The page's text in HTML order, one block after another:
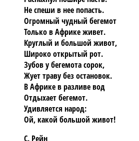
Не спеши в нее попасть.
Огромный чудный бегемот
Только в Африке живет.
Круглый и большой живот,
Широко открытый рот.
Зубов у бегемота сорок,
Жует траву без остановок.
В Африке в разливе вод
Отдыхает бегемот.
Удивляется народ:
Ой, какой большой живот!
С. Рейн